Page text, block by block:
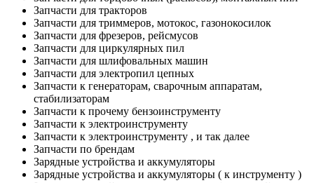
Запчасти для тракторов
Запчасти для триммеров, мотокос, газонокосилок
Запчасти для фрезеров, рейсмусов
Запчасти для циркулярных пил
Запчасти для шлифовальных машин
Запчасти для электропил цепных
Запчасти к генераторам, сварочным аппаратам,
стабилизаторам
Запчасти к прочему бензоинструменту
Запчасти к электроинструменту
Запчасти к электроинструменту , и так далее
Запчасти по брендам
Зарядные устройства и аккумуляторы
Зарядные устройства и аккумуляторы ( к инструменту )